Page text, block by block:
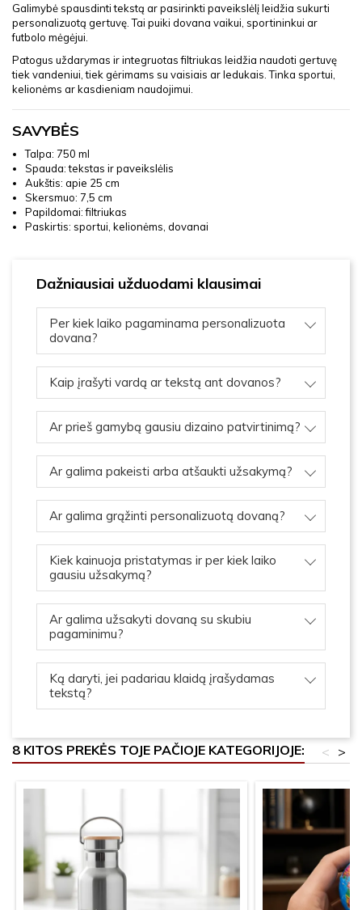
Galimybė spausdinti tekstą ar pasirinkti paveikslėlį leidžia sukurti
personalizuotą gertuvę. Tai puiki dovana vaikui, sportininkui ar
futbolo mėgėjui.
Patogus uždarymas ir integruotas filtriukas leidžia naudoti gertuvę
tiek vandeniui, tiek gėrimams su vaisiais ar ledukais. Tinka sportui,
kelionėms ar kasdieniam naudojimui.
SAVYBĖS
Talpa: 750 ml
Spauda: tekstas ir paveikslėlis
Aukštis: apie 25 cm
Skersmuo: 7,5 cm
Papildomai: filtriukas
Paskirtis: sportui, kelionėms, dovanai
Dažniausiai užduodami klausimai
Per kiek laiko pagaminama personalizuota
dovana?
Kaip įrašyti vardą ar tekstą ant dovanos?
Ar prieš gamybą gausiu dizaino patvirtinimą?
Ar galima pakeisti arba atšaukti užsakymą?
Ar galima grąžinti personalizuotą dovaną?
Kiek kainuoja pristatymas ir per kiek laiko
gausiu užsakymą?
Ar galima užsakyti dovaną su skubiu
pagaminimu?
Ką daryti, jei padariau klaidą įrašydamas
tekstą?
8 KITOS PREKĖS TOJE PAČIOJE KATEGORIJOJE: >
<